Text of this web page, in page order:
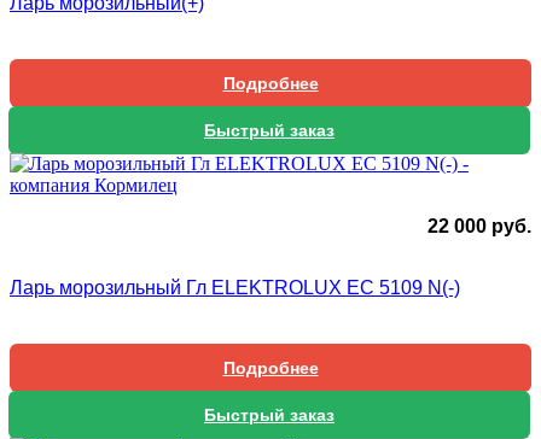
Подробнее
Быстрый заказ
22 000 руб.
Ларь морозильный Гл ELEKTROLUX ЕС 5109 N(-)
Подробнее
Быстрый заказ